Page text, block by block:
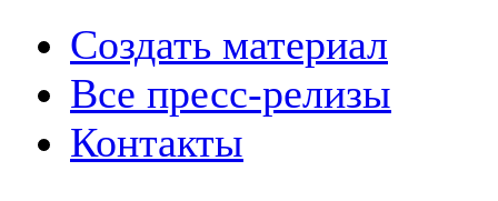
Создать материал
Все пресс-релизы
Контакты